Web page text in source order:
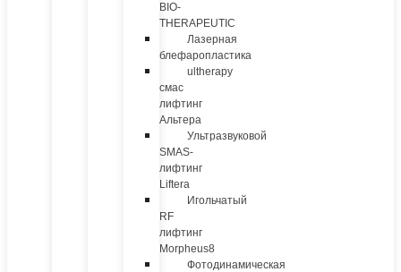
BIO-
THERAPEUTIC
Лазерная
блефаропластика
ultherapy
смас
лифтинг
Альтера
Ультразвуковой
SMAS-
лифтинг
Liftera
Игольчатый
RF
лифтинг
Morpheus8
Фотодинамическая